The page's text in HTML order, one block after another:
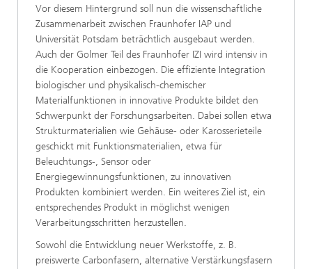
Vor diesem Hintergrund soll nun die wissenschaftliche
Zusammenarbeit zwischen Fraunhofer IAP und
Universität Potsdam beträchtlich ausgebaut werden.
Auch der Golmer Teil des Fraunhofer IZI wird intensiv in
die Kooperation einbezogen. Die effiziente Integration
biologischer und physikalisch-chemischer
Materialfunktionen in innovative Produkte bildet den
Schwerpunkt der Forschungsarbeiten. Dabei sollen etwa
Strukturmaterialien wie Gehäuse- oder Karosserieteile
geschickt mit Funktionsmaterialien, etwa für
Beleuchtungs-, Sensor oder
Energiegewinnungsfunktionen, zu innovativen
Produkten kombiniert werden. Ein weiteres Ziel ist, ein
entsprechendes Produkt in möglichst wenigen
Verarbeitungsschritten herzustellen.
Sowohl die Entwicklung neuer Werkstoffe, z. B.
preiswerte Carbonfasern, alternative Verstärkungsfasern